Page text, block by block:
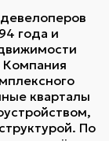
года и
Компания
кварталы
По